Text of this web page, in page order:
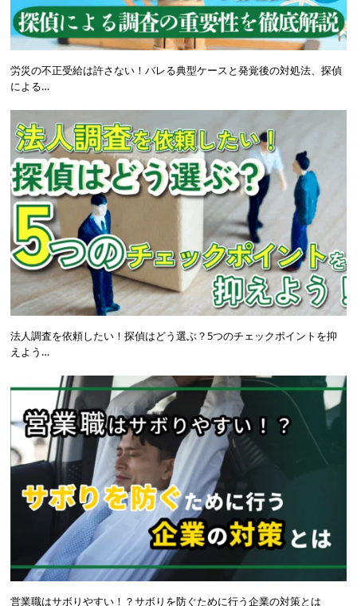
労災の不正受給は許さない！バレる典型ケースと発覚後の対処法、探偵
による…
法人調査を依頼したい！探偵はどう選ぶ？5つのチェックポイントを抑
えよう…
営業職はサボりやすい！？サボりを防ぐために行う企業の対策とは